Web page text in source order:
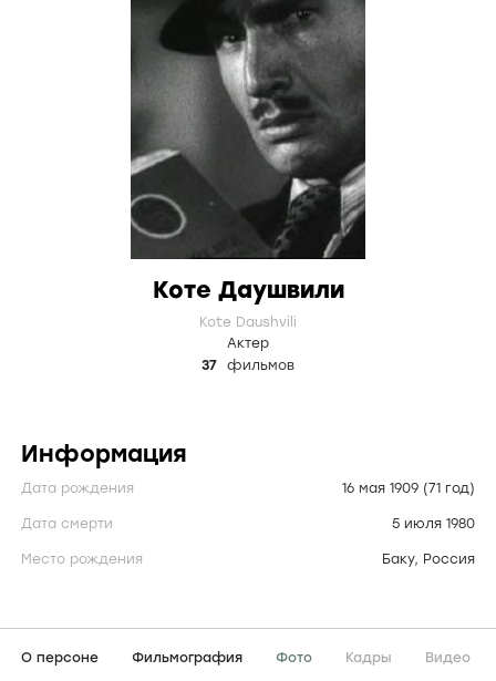
Коте Даушвили
Kote Daushvili
Актер
37
фильмов
Информация
Дата рождения 16 мая 1909 (71 год)
Дата смерти 5 июля 1980
Место рождения Баку, Россия
О персоне Фильмография Фото Кадры Видео